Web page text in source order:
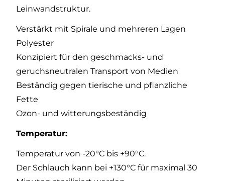
Leinwandstruktur.
Verstärkt mit Spirale und mehreren Lagen
Polyester
Konzipiert für den geschmacks- und
geruchsneutralen Transport von Medien
Beständig gegen tierische und pflanzliche
Fette
Ozon- und witterungsbeständig
Temperatur:
Temperatur von -20°C bis +90°C.
Der Schlauch kann bei +130°C für maximal 30